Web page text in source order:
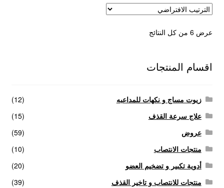
عرض ⁦6⁩ من كل النتائج
اقسام المنتجات
زيوت مساج و نكهات للمداعبه
(12)
علاج سرعة القذف
(15)
عروض
(59)
منتجات الانتصاب
(10)
أدوية تكبير و تضخيم العضو
(20)
منتجات للانتصاب و تاخير القذف
(39)